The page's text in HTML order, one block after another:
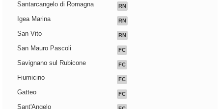
Santarcangelo di Romagna RN
Igea Marina RN
San Vito RN
San Mauro Pascoli FC
Savignano sul Rubicone FC
Fiumicino FC
Gatteo FC
Sant'Angelo